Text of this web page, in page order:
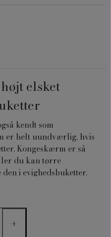
elsket
kendt som
er helt uundværlig, hvis
Kongeskærm er så
du kan tørre
i evighedsbuketter.
bier og
+